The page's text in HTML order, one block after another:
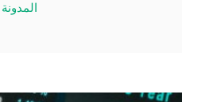
المدونة